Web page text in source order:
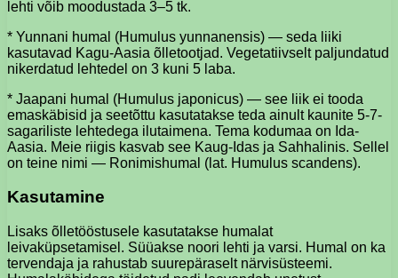
lehti võib moodustada 3–5 tk.
* Yunnani humal (Humulus yunnanensis) — seda liiki
kasutavad Kagu-Aasia õlletootjad. Vegetatiivselt paljundatud
nikerdatud lehtedel on 3 kuni 5 laba.
* Jaapani humal (Humulus japonicus) — see liik ei tooda
emaskäbisid ja seetõttu kasutatakse teda ainult kaunite 5-7-
sagariliste lehtedega ilutaimena. Tema kodumaa on Ida-
Aasia. Meie riigis kasvab see Kaug-Idas ja Sahhalinis. Sellel
on teine ​​nimi — Ronimishumal (lat. Humulus scandens).
Kasutamine
Lisaks õlletööstusele kasutatakse humalat
leivaküpsetamisel. Süüakse noori lehti ja varsi. Humal on ka
tervendaja ja rahustab suurepäraselt närvisüsteemi.